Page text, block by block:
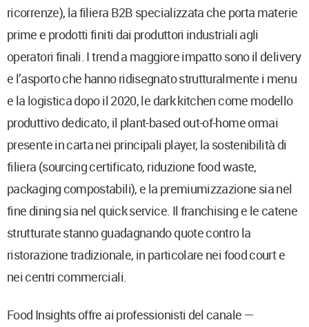
ricorrenze), la filiera B2B specializzata che porta materie
prime e prodotti finiti dai produttori industriali agli
operatori finali. I trend a maggiore impatto sono il delivery
e l’asporto che hanno ridisegnato strutturalmente i menu
e la logistica dopo il 2020, le dark kitchen come modello
produttivo dedicato, il plant-based out-of-home ormai
presente in carta nei principali player, la sostenibilità di
filiera (sourcing certificato, riduzione food waste,
packaging compostabili), e la premiumizzazione sia nel
fine dining sia nel quick service. Il franchising e le catene
strutturate stanno guadagnando quote contro la
ristorazione tradizionale, in particolare nei food court e
nei centri commerciali.
Food Insights offre ai professionisti del canale —